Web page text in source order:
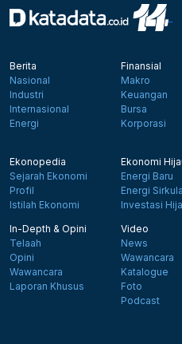
Berita
Nasional
Industri
Internasional
Energi
Finansial
Makro
Keuangan
Bursa
Korporasi
Ekonopedia
Sejarah Ekonomi
Profil
Istilah Ekonomi
Ekonomi
Energi Baru
Energi
Investasi
In-Depth & Opini
Telaah
Opini
Wawancara
Laporan Khusus
Video
News
Wawancara
Katalogue
Foto
Podcast